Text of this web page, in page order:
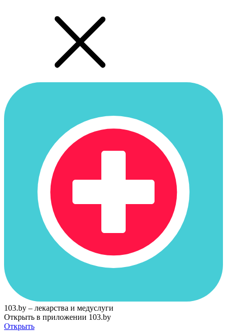
103.by – лекарства и медуслуги
Открыть в приложении 103.by
Открыть